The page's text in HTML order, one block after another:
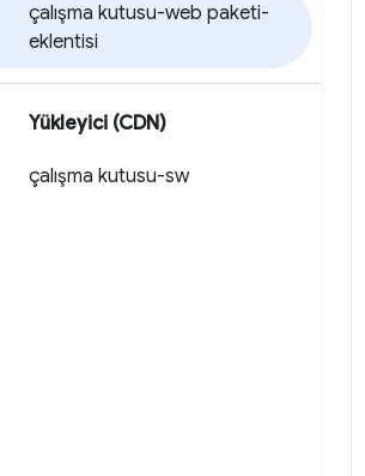
çalışma kutusu-web paketi-
eklentisi
Yükleyici (CDN)
çalışma kutusu-sw